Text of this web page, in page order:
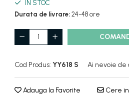
IN STOC
Durata de livrare: 24-48 ore
Cod Produs: YY618 S Ai nevoie de
Adauga la Favorite Cere